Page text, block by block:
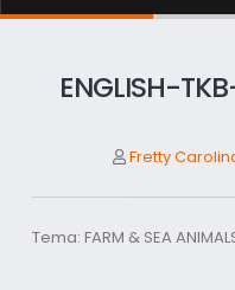
ENGLISH-
Fretty
Tema: FARM & SEA